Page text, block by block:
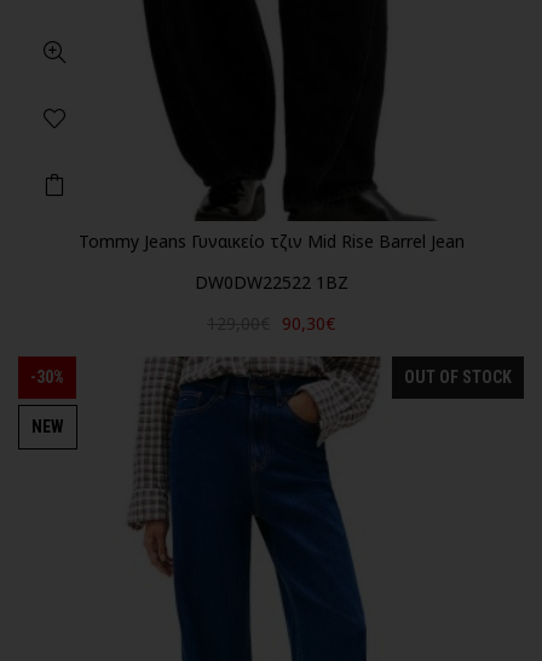
Tommy Jeans Γυναικείο τζιν Mid Rise Barrel Jean
DW0DW22522 1BZ
90,30€
-30% OUT OF STOCK
NEW